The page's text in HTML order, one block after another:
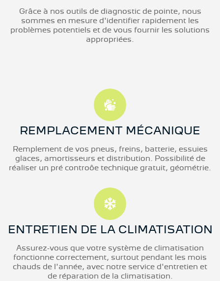
Grâce à nos outils de diagnostic de pointe, nous
sommes en mesure d'identifier rapidement les
problèmes potentiels et de vous fournir les solutions
appropriées.
REMPLACEMENT MÉCANIQUE
Remplement de vos pneus, freins, batterie, essuies
glaces, amortisseurs et distribution. Possibilité de
réaliser un pré controôe technique gratuit, géométrie.
ENTRETIEN DE LA CLIMATISATION
Assurez-vous que votre système de climatisation
fonctionne correctement, surtout pendant les mois
chauds de l'année, avec notre service d'entretien et
de réparation de la climatisation.